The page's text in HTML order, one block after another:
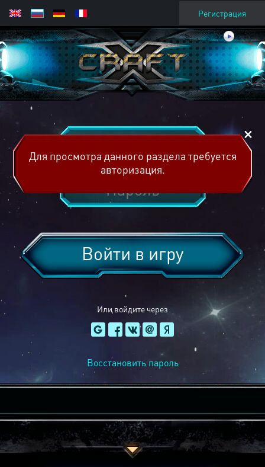
Регистрация
Или войдите через
Войти в игру
Восстановить пароль
Для просмотра данного раздела требуется
авторизация.